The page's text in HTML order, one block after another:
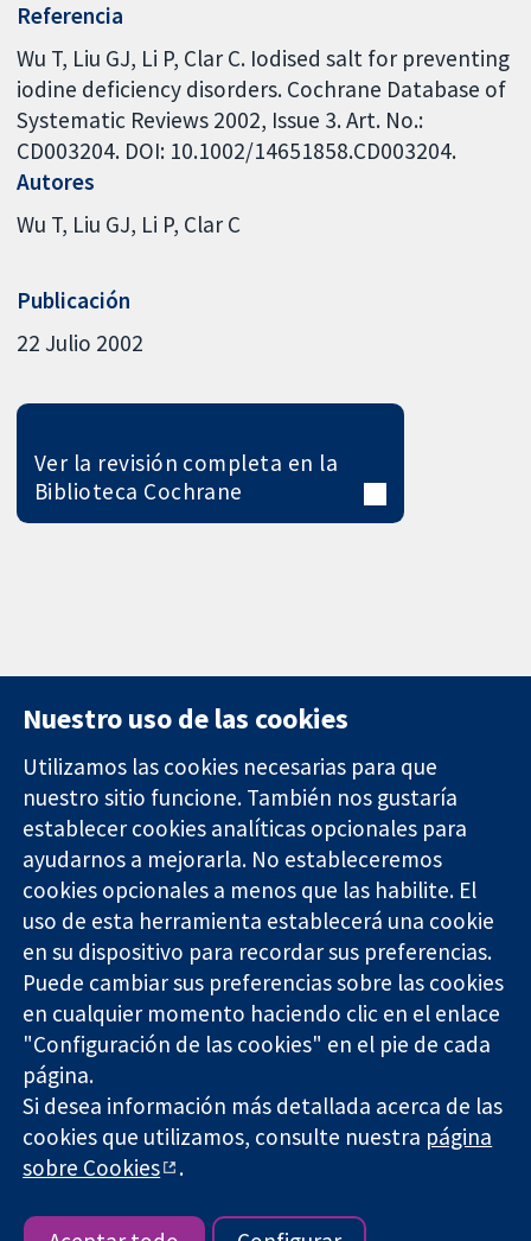
Referencia
Wu T, Liu GJ, Li P, Clar C. Iodised salt for preventing
iodine deficiency disorders. Cochrane Database of
Systematic Reviews 2002, Issue 3. Art. No.:
CD003204. DOI: 10.1002/14651858.CD003204.
Autores
Wu T Liu GJ Li P Clar C
Publicación
22 Julio 2002
Ver la revisión completa en la
Biblioteca Cochrane
Evidencia fiable.
Decisiones
informadas.
Mejor salud.
11-13 Cavendish
Square
Londres
W1G 0AN
Reino Unido
Contacto
Noticias
Prensa
Sobre
nosotros
Empleo
Cochrane
Library
The Cochrane Collaboration is a charity (no. 1045921) and a
company limited by guarantee (no. 03044323) registered in
England & Wales. VAT registration number GB 718 2127 49.
Copyright © 2026 The Cochrane Collaboration
Términos y condiciones del sitio web|Responsabilidades
Nuestro uso de las cookies
Utilizamos las cookies necesarias para que
nuestro sitio funcione. También nos gustaría
establecer cookies analíticas opcionales para
ayudarnos a mejorarla. No estableceremos
cookies opcionales a menos que las habilite. El
uso de esta herramienta establecerá una cookie
en su dispositivo para recordar sus preferencias.
Puede cambiar sus preferencias sobre las cookies
en cualquier momento haciendo clic en el enlace
"Configuración de las cookies" en el pie de cada
página.
Si desea información más detallada acerca de las
cookies que utilizamos, consulte nuestra página
sobre Cookies
.